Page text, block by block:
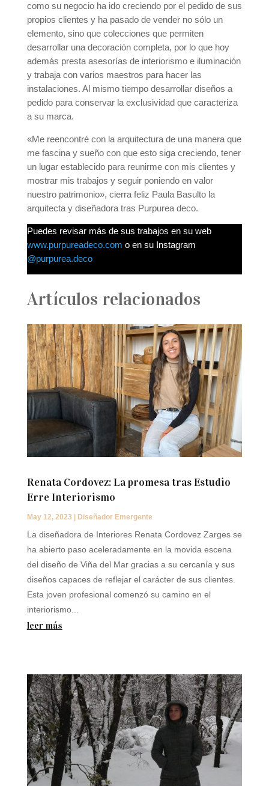
como su negocio ha ido creciendo por el pedido de sus
propios clientes y ha pasado de vender no sólo un
elemento, sino que colecciones que permiten
desarrollar una decoración completa, por lo que hoy
además presta asesorías de interiorismo e iluminación
y trabaja con varios maestros para hacer las
instalaciones. Al mismo tiempo desarrollar diseños a
pedido para conservar la exclusividad que caracteriza
a su marca.
«Me reencontré con la arquitectura de una manera que
me fascina y sueño con que esto siga creciendo, tener
un lugar establecido para reunirme con mis clientes y
mostrar mis trabajos y seguir poniendo en valor
nuestro patrimonio», cierra feliz Paula Basulto la
arquitecta y diseñadora tras Purpurea deco.
Puedes revisar más de sus trabajos en su web
www.purpureadeco.com o en su Instagram
@purpurea.deco
Artículos relacionados
Renata Cordovez: La promesa tras Estudio
Erre Interiorismo
May 12, 2023 Diseñador Emergente
La diseñadora de Interiores Renata Cordovez Zarges se
ha abierto paso aceleradamente en la movida escena
del diseño de Viña del Mar gracias a su cercanía y sus
diseños capaces de reflejar el carácter de sus clientes.
Esta joven profesional comenzó su camino en el
interiorismo...
leer más